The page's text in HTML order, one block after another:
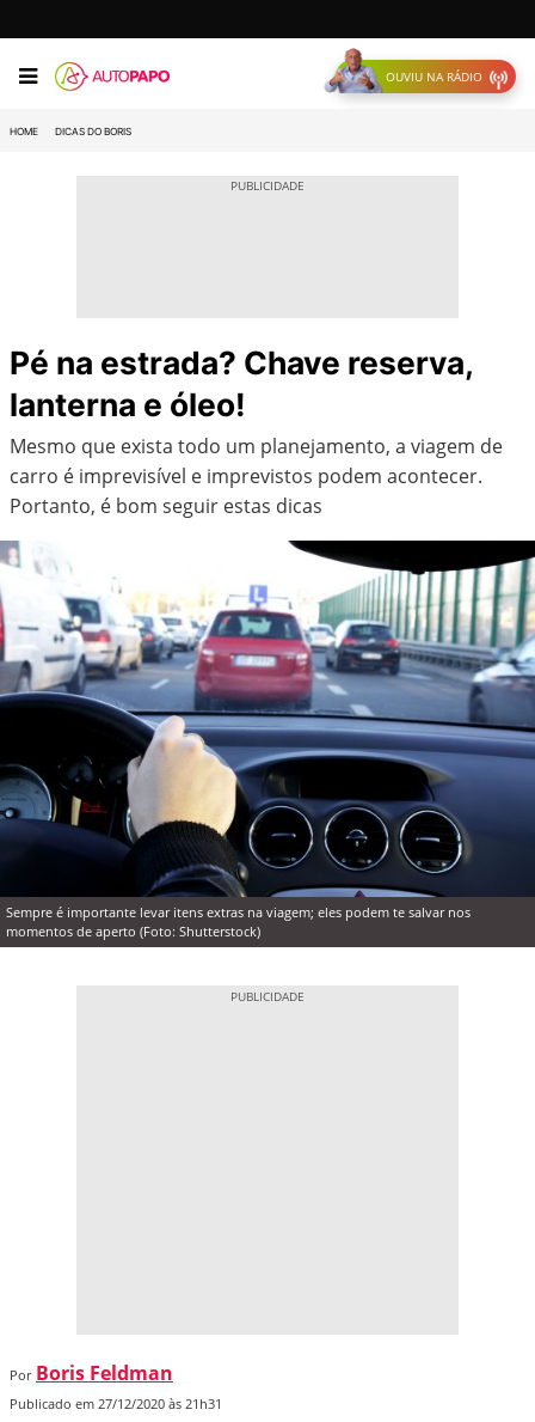
OUVIU NA RÁDIO
HOME DICAS DO BORIS
Pé na estrada? Chave reserva,
lanterna e óleo!
Mesmo que exista todo um planejamento, a viagem de
carro é imprevisível e imprevistos podem acontecer.
Portanto, é bom seguir estas dicas
Sempre é importante levar itens extras na viagem; eles podem te salvar nos
momentos de aperto (Foto: Shutterstock)
Por Boris Feldman
Publicado em 27/12/2020 às 21h31